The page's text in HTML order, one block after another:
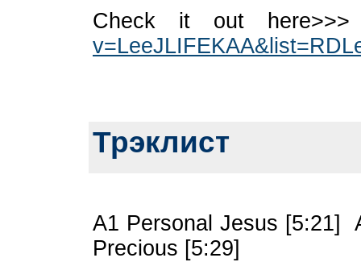
Check it out
Трэклист
A1 Personal Jesus [5:21]
Precious [5:29]